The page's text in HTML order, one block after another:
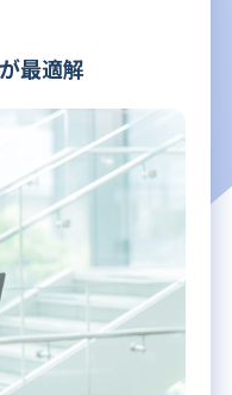
最適解